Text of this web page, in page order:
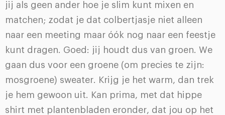
jij als geen ander hoe je slim kunt mixen en
matchen; zodat je dat colbertjasje niet alleen
naar een meeting maar óók nog naar een feestje
kunt dragen. Goed: jij houdt dus van groen. We
gaan dus voor een groene (om precies te zijn:
mosgroene) sweater. Krijg je het warm, dan trek
je hem gewoon uit. Kan prima, met dat hippe
shirt met plantenbladen eronder, dat jou op het